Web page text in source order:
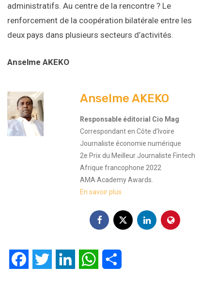
administratifs. Au centre de la rencontre ? Le
renforcement de la coopération bilatérale entre les
deux pays dans plusieurs secteurs d’activités.
Anselme AKEKO
Anselme AKEKO
Responsable éditorial Cio Mag
Correspondant en Côte d’Ivoire
Journaliste économie numérique
2e Prix du Meilleur Journaliste Fintech
Afrique francophone 2022
AMA Academy Awards.
En savoir plus
FacebookTwitter LinkedIn WhatsApp